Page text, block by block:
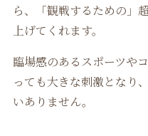
ら、「観戦するための」
上げてくれます。
臨場感のあるスポーツや
っても大きな刺激となり
いありません。